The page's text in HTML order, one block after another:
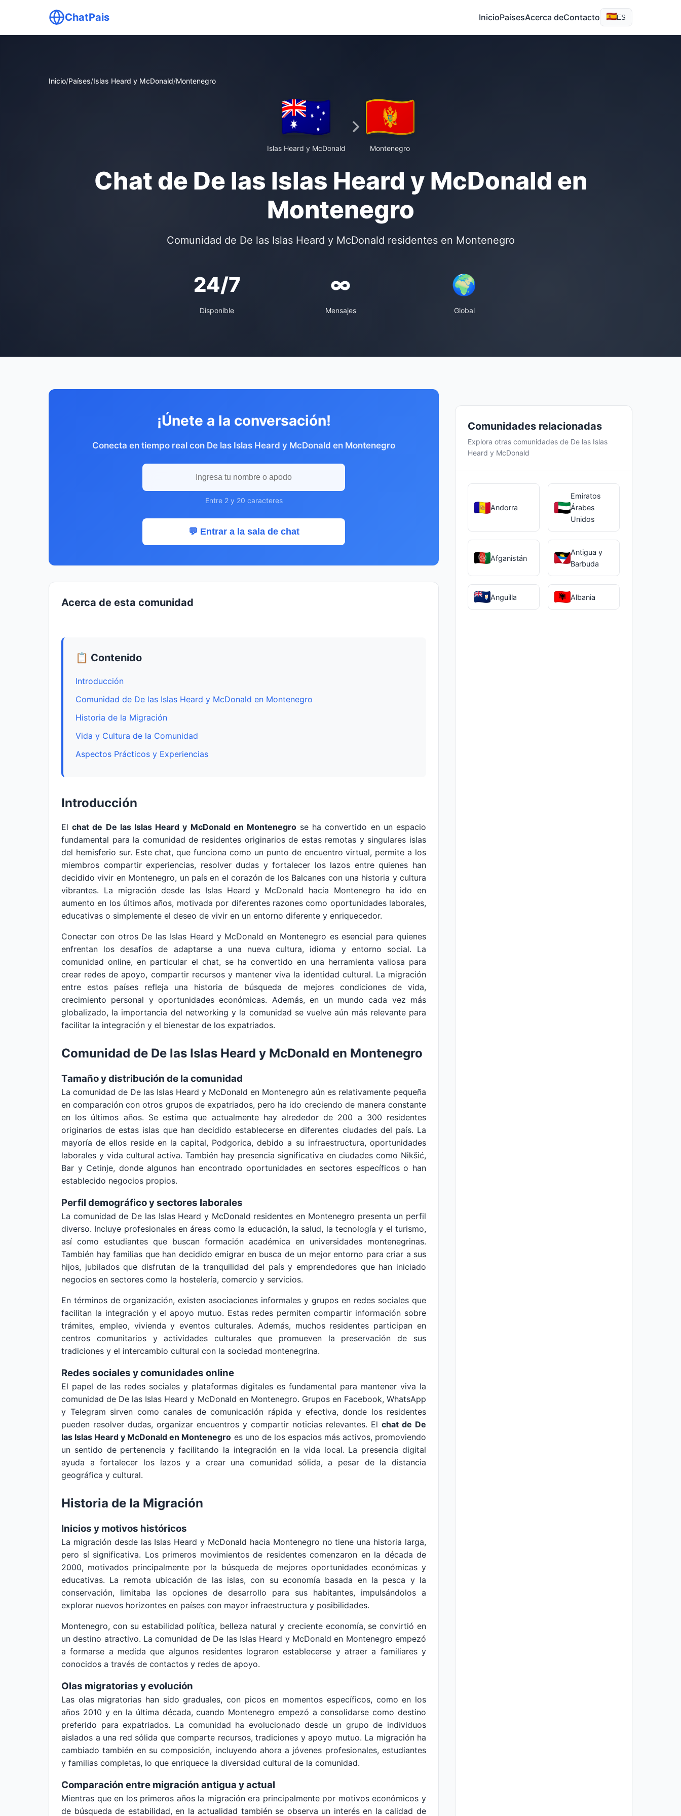
ChatPais InicioPaísesAcerca deContacto ES
Inicio/Países/Islas Heard y McDonald/Montenegro
Islas Heard y McDonald Montenegro
Chat de De las Islas Heard y McDonald en
Montenegro
Comunidad de De las Islas Heard y McDonald residentes en Montenegro
24/7
Disponible
∞
Mensajes
🌍
Global
¡Únete a la conversación!
Conecta en tiempo real con De las Islas Heard y McDonald en Montenegro
Entre 2 y 20 caracteres
💬 Entrar a la sala de chat
Acerca de esta comunidad
📋 Contenido
Introducción
Comunidad de De las Islas Heard y McDonald en Montenegro
Historia de la Migración
Vida y Cultura de la Comunidad
Aspectos Prácticos y Experiencias
Introducción
Elchat de De las Islas Heard y McDonald en Montenegrose ha convertido en un espacio
fundamental para la comunidad de residentes originarios de estas remotas y singulares islas
del hemisferio sur. Este chat, que funciona como un punto de encuentro virtual, permite a los
miembros compartir experiencias, resolver dudas y fortalecer los lazos entre quienes han
decidido vivir en Montenegro, un país en el corazón de los Balcanes con una historia y cultura
vibrantes. La migración desde las Islas Heard y McDonald hacia Montenegro ha ido en
aumento en los últimos años, motivada por diferentes razones como oportunidades laborales,
educativas o simplemente el deseo de vivir en un entorno diferente y enriquecedor.
Conectar con otros De las Islas Heard y McDonald en Montenegro es esencial para quienes
enfrentan los desafíos de adaptarse a una nueva cultura, idioma y entorno social. La
comunidad online, en particular el chat, se ha convertido en una herramienta valiosa para
crear redes de apoyo, compartir recursos y mantener viva la identidad cultural. La migración
entre estos países refleja una historia de búsqueda de mejores condiciones de vida,
crecimiento personal y oportunidades económicas. Además, en un mundo cada vez más
globalizado, la importancia del networking y la comunidad se vuelve aún más relevante para
facilitar la integración y el bienestar de los expatriados.
Comunidad de De las Islas Heard y McDonald en Montenegro
Tamaño y distribución de la comunidad
La comunidad de De las Islas Heard y McDonald en Montenegro aún es relativamente pequeña
en comparación con otros grupos de expatriados, pero ha ido creciendo de manera constante
en los últimos años. Se estima que actualmente hay alrededor de 200 a 300 residentes
originarios de estas islas que han decidido establecerse en diferentes ciudades del país. La
mayoría de ellos reside en la capital, Podgorica, debido a su infraestructura, oportunidades
laborales y vida cultural activa. También hay presencia significativa en ciudades como Nikšić,
Bar y Cetinje, donde algunos han encontrado oportunidades en sectores específicos o han
establecido negocios propios.
Perfil demográfico y sectores laborales
La comunidad de De las Islas Heard y McDonald residentes en Montenegro presenta un perfil
diverso. Incluye profesionales en áreas como la educación, la salud, la tecnología y el turismo,
así como estudiantes que buscan formación académica en universidades montenegrinas.
También hay familias que han decidido emigrar en busca de un mejor entorno para criar a sus
hijos, jubilados que disfrutan de la tranquilidad del país y emprendedores que han iniciado
negocios en sectores como la hostelería, comercio y servicios.
En términos de organización, existen asociaciones informales y grupos en redes sociales que
facilitan la integración y el apoyo mutuo. Estas redes permiten compartir información sobre
trámites, empleo, vivienda y eventos culturales. Además, muchos residentes participan en
centros comunitarios y actividades culturales que promueven la preservación de sus
tradiciones y el intercambio cultural con la sociedad montenegrina.
Redes sociales y comunidades online
El papel de las redes sociales y plataformas digitales es fundamental para mantener viva la
comunidad de De las Islas Heard y McDonald en Montenegro. Grupos en Facebook, WhatsApp
y Telegram sirven como canales de comunicación rápida y efectiva, donde los residentes
pueden resolver dudas, organizar encuentros y compartir noticias relevantes. El chat de De
las Islas Heard y McDonald en Montenegro es uno de los espacios más activos, promoviendo
un sentido de pertenencia y facilitando la integración en la vida local. La presencia digital
ayuda a fortalecer los lazos y a crear una comunidad sólida, a pesar de la distancia
geográfica y cultural.
Historia de la Migración
Inicios y motivos históricos
La migración desde las Islas Heard y McDonald hacia Montenegro no tiene una historia larga,
pero sí significativa. Los primeros movimientos de residentes comenzaron en la década de
2000, motivados principalmente por la búsqueda de mejores oportunidades económicas y
educativas. La remota ubicación de las islas, con su economía basada en la pesca y la
conservación, limitaba las opciones de desarrollo para sus habitantes, impulsándolos a
explorar nuevos horizontes en países con mayor infraestructura y posibilidades.
Montenegro, con su estabilidad política, belleza natural y creciente economía, se convirtió en
un destino atractivo. La comunidad de De las Islas Heard y McDonald en Montenegro empezó
a formarse a medida que algunos residentes lograron establecerse y atraer a familiares y
conocidos a través de contactos y redes de apoyo.
Olas migratorias y evolución
Las olas migratorias han sido graduales, con picos en momentos específicos, como en los
años 2010 y en la última década, cuando Montenegro empezó a consolidarse como destino
preferido para expatriados. La comunidad ha evolucionado desde un grupo de individuos
aislados a una red sólida que comparte recursos, tradiciones y apoyo mutuo. La migración ha
cambiado también en su composición, incluyendo ahora a jóvenes profesionales, estudiantes
y familias completas, lo que enriquece la diversidad cultural de la comunidad.
Comparación entre migración antigua y actual
Mientras que en los primeros años la migración era principalmente por motivos económicos y
de búsqueda de estabilidad, en la actualidad también se observa un interés en la calidad de
Comunidades relacionadas
Explora otras comunidades de De las Islas
Heard y McDonald
Andorra
Emiratos
Árabes
Unidos
Afganistán
Antigua y
Barbuda
Anguilla Albania